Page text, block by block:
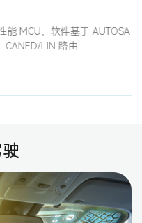
能 MCU，软件基于 AUTOSA
LIN 路由...